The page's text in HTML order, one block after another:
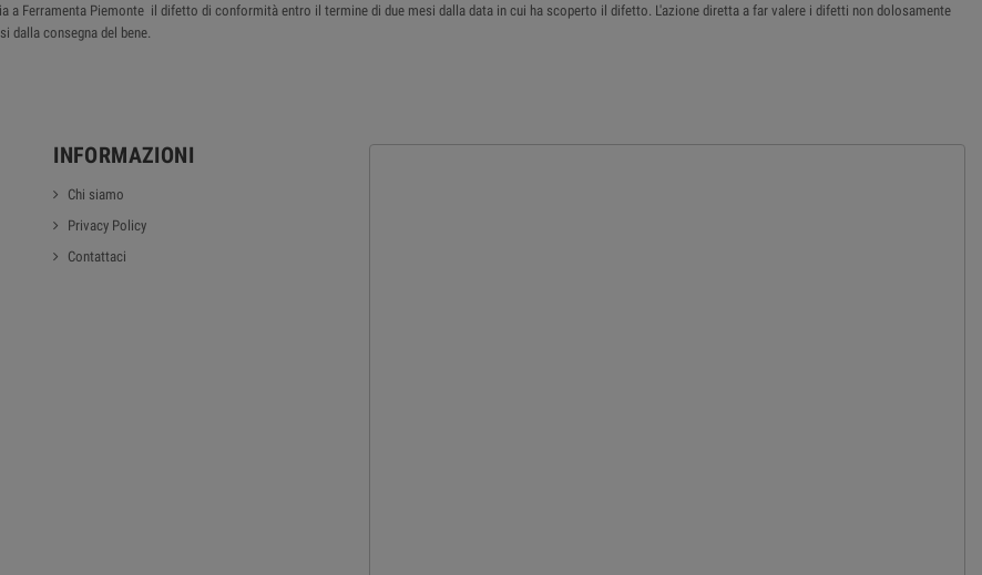
a Ferramenta Piemonte il difetto di conformità entro il termine di due mesi dalla data in cui ha scoperto il difetto. L'azione diretta a far valere i difetti non dolosamente
dalla consegna del bene.
INFORMAZIONI
Chi siamo
Privacy Policy
Contattaci